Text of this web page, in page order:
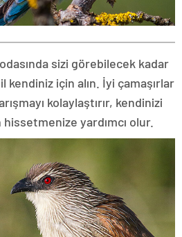
sizi görebilecek kadar
kendiniz için alın. İyi çamaşırlar
kolaylaştırır, kendinizi
yardımcı olur.